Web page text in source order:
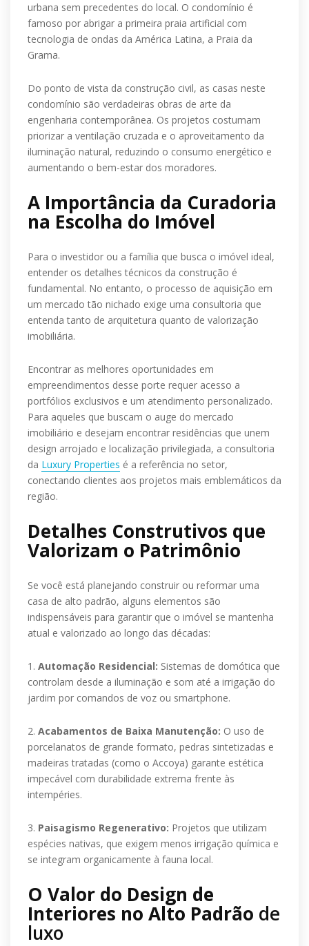
urbana sem precedentes do local. O condomínio é
famoso por abrigar a primeira praia artificial com
tecnologia de ondas da América Latina, a Praia da
Grama.
Do ponto de vista da construção civil, as casas neste
condomínio são verdadeiras obras de arte da
engenharia contemporânea. Os projetos costumam
priorizar a ventilação cruzada e o aproveitamento da
iluminação natural, reduzindo o consumo energético e
aumentando o bem-estar dos moradores.
A Importância da Curadoria
na Escolha do Imóvel
Para o investidor ou a família que busca o imóvel ideal,
entender os detalhes técnicos da construção é
fundamental. No entanto, o processo de aquisição em
um mercado tão nichado exige uma consultoria que
entenda tanto de arquitetura quanto de valorização
imobiliária.
Encontrar as melhores oportunidades em
empreendimentos desse porte requer acesso a
portfólios exclusivos e um atendimento personalizado.
Para aqueles que buscam o auge do mercado
imobiliário e desejam encontrar residências que unem
design arrojado e localização privilegiada, a consultoria
da Luxury Properties é a referência no setor,
conectando clientes aos projetos mais emblemáticos da
região.
Detalhes Construtivos que
Valorizam o Patrimônio
Se você está planejando construir ou reformar uma
casa de alto padrão, alguns elementos são
indispensáveis para garantir que o imóvel se mantenha
atual e valorizado ao longo das décadas:
1. Automação Residencial: Sistemas de domótica que
controlam desde a iluminação e som até a irrigação do
jardim por comandos de voz ou smartphone.
2. Acabamentos de Baixa Manutenção: O uso de
porcelanatos de grande formato, pedras sintetizadas e
madeiras tratadas (como o Accoya) garante estética
impecável com durabilidade extrema frente às
intempéries.
3. Paisagismo Regenerativo: Projetos que utilizam
espécies nativas, que exigem menos irrigação química e
se integram organicamente à fauna local.
O Valor do Design de
Interiores no Alto Padrão de
luxo